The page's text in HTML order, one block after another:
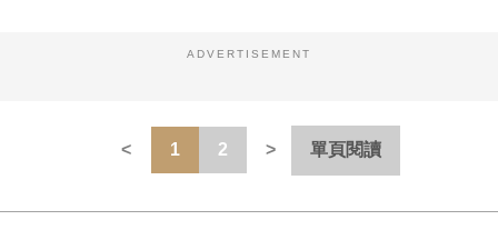
ADVERTISEMENT
1 2 單頁閱讀